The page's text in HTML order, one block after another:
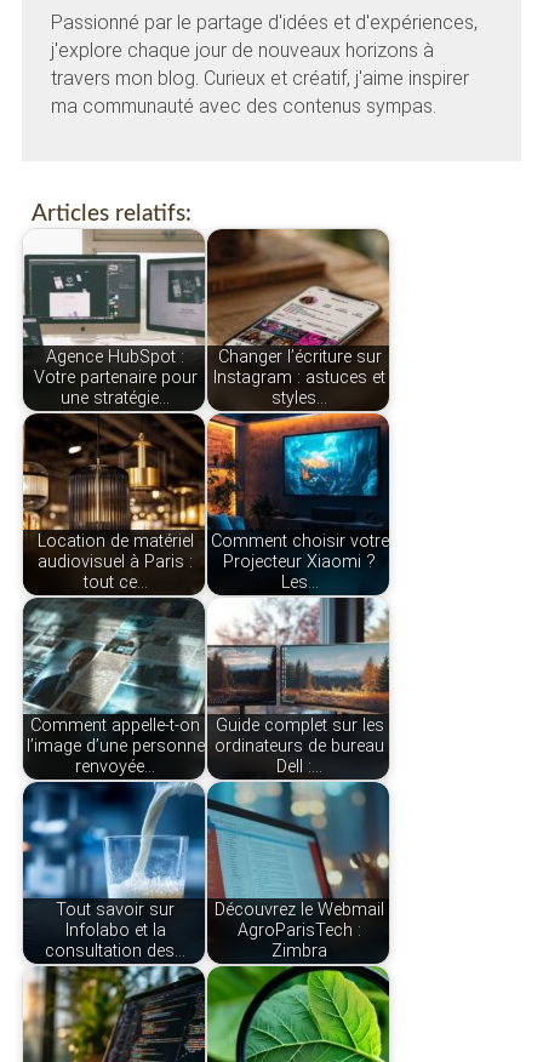
Passionné par le partage d'idées et d'expériences,
j'explore chaque jour de nouveaux horizons à
travers mon blog. Curieux et créatif, j'aime inspirer
ma communauté avec des contenus sympas.
Articles relatifs:
Agence HubSpot :
Votre partenaire pour
une stratégie…
Changer l’écriture sur
Instagram : astuces et
styles…
Location de matériel
audiovisuel à Paris :
tout ce…
Comment choisir votre
Projecteur Xiaomi ?
Les…
Comment appelle-t-on
l’image d’une personne
renvoyée…
Guide complet sur les
ordinateurs de bureau
Dell :…
Tout savoir sur
Infolabo et la
consultation des…
Découvrez le Webmail
AgroParisTech :
Zimbra